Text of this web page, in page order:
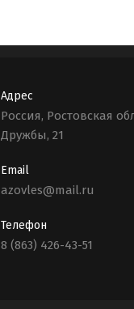
Адрес
Россия, Ростовская
Дружбы, 21
Email
azovles@mail.ru
Телефон
8 (863) 426-43-51